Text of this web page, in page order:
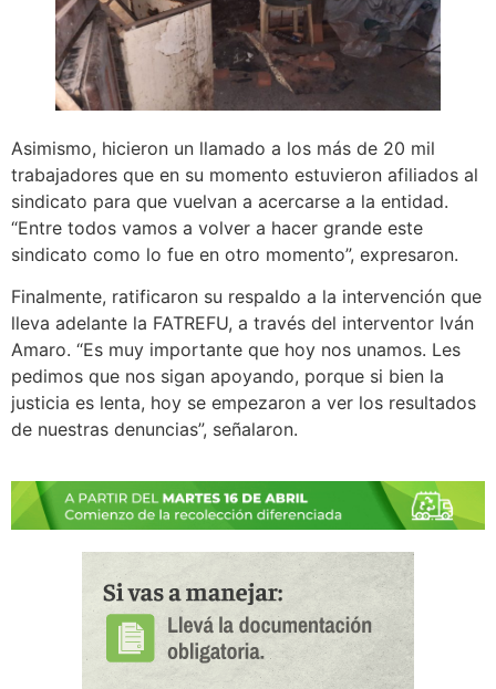
Asimismo, hicieron un llamado a los más de 20 mil
trabajadores que en su momento estuvieron afiliados al
sindicato para que vuelvan a acercarse a la entidad.
“Entre todos vamos a volver a hacer grande este
sindicato como lo fue en otro momento”, expresaron.
Finalmente, ratificaron su respaldo a la intervención que
lleva adelante la FATREFU, a través del interventor Iván
Amaro. “Es muy importante que hoy nos unamos. Les
pedimos que nos sigan apoyando, porque si bien la
justicia es lenta, hoy se empezaron a ver los resultados
de nuestras denuncias”, señalaron.